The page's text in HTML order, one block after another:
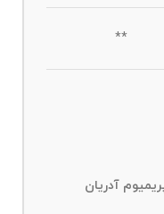
**
آدریان